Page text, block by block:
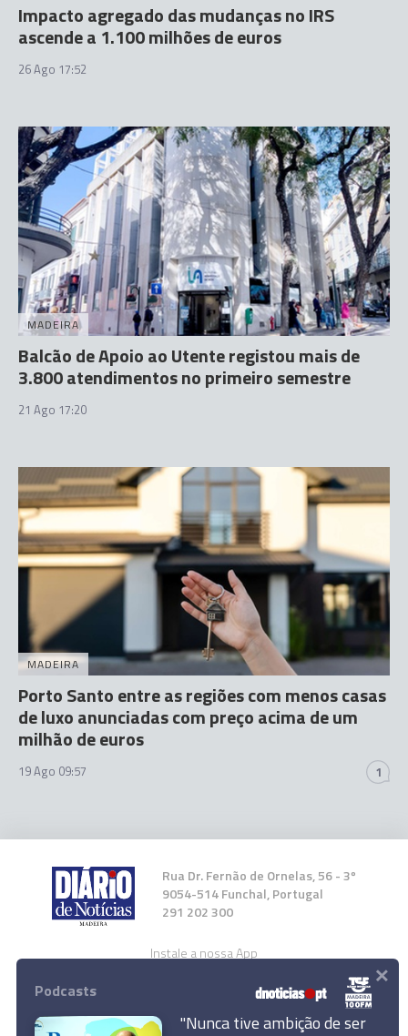
Impacto agregado das mudanças no IRS
ascende a 1.100 milhões de euros
26 Ago 17:52
MADEIRA
Balcão de Apoio ao Utente registou mais de
3.800 atendimentos no primeiro semestre
21 Ago 17:20
MADEIRA
Porto Santo entre as regiões com menos casas
de luxo anunciadas com preço acima de um
milhão de euros
19 Ago 09:57 1
Rua Dr. Fernão de Ornelas, 56 - 3º
9054-514 Funchal, Portugal
291 202 300
Instale a nossa App
Podcasts
"Nunca tive ambição de ser
×